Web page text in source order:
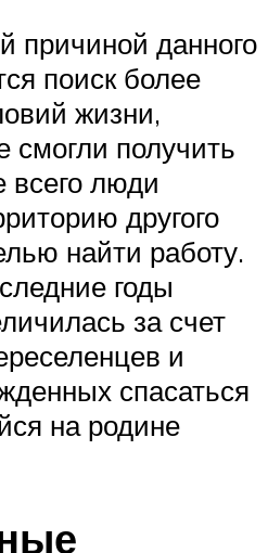
причиной данного
поиск более
жизни,
смогли получить
люди
другого
найти работу.
годы
за счет
и
спасаться
на родине